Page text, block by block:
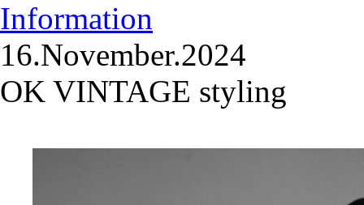
Information
16.November.2024
OK VINTAGE styling